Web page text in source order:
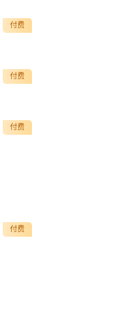
付费
付费
付费
付费